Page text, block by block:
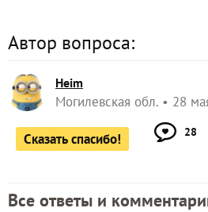
Автор вопроса:
Heim
Могилевская обл. 28
Сказать спасибо! 28
Все ответы и